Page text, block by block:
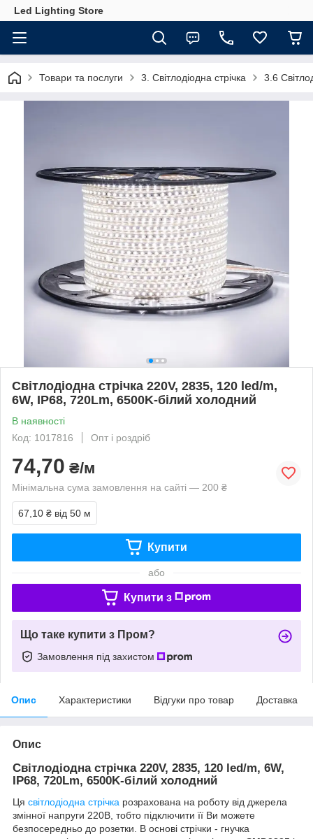
Led Lighting Store
Товари та послуги 3. Світлодіодна стрічка 3.6
Світлодіодна стрічка 220V, 2835, 120 led/m,
6W, IP68, 720Lm, 6500K-білий холодний
В наявності
Код: 1017816
Опт і роздріб
74,70 ₴/м
Мінімальна сума замовлення на сайті — 200 ₴
67,10 ₴ від 50 м
Купити
або
Купити з
Що таке купити з Пром?
Замовлення під захистом
Опис Характеристики Відгуки про товар Доставка
Опис
Світлодіодна стрічка 220V, 2835, 120 led/m, 6W,
IP68, 720Lm, 6500K-білий холодний
Ця світлодіодна стрічка розрахована на роботу від джерела
змінної напруги 220В, тобто підключити її Ви можете
безпосередньо до розетки. В основі стрічки - гнучка